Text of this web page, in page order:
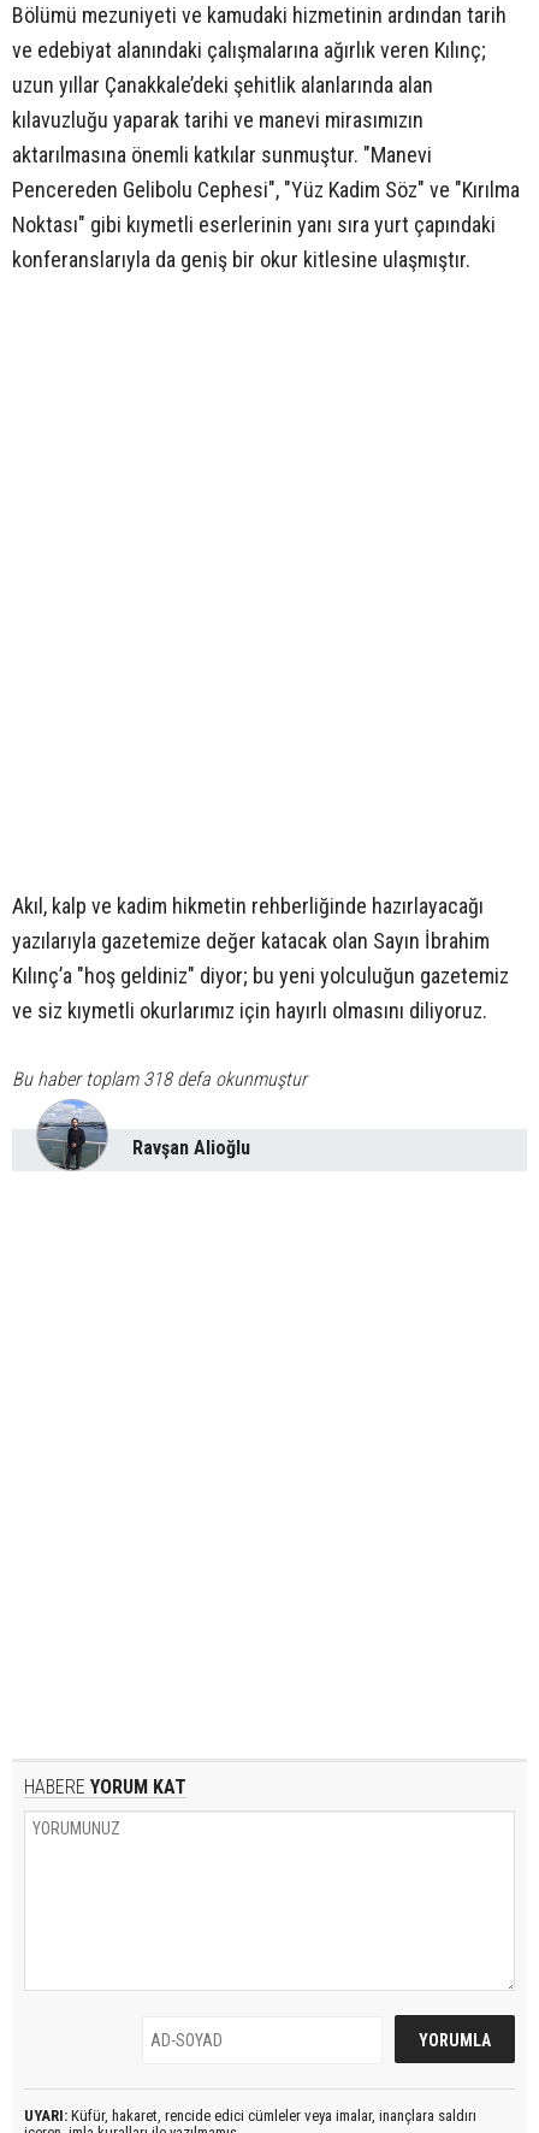
Bölümü mezuniyeti ve kamudaki hizmetinin ardından tarih
ve edebiyat alanındaki çalışmalarına ağırlık veren Kılınç;
uzun yıllar Çanakkale’deki şehitlik alanlarında alan
kılavuzluğu yaparak tarihi ve manevi mirasımızın
aktarılmasına önemli katkılar sunmuştur. "Manevi
Pencereden Gelibolu Cephesi", "Yüz Kadim Söz" ve "Kırılma
Noktası" gibi kıymetli eserlerinin yanı sıra yurt çapındaki
konferanslarıyla da geniş bir okur kitlesine ulaşmıştır.
Akıl, kalp ve kadim hikmetin rehberliğinde hazırlayacağı
yazılarıyla gazetemize değer katacak olan Sayın İbrahim
Kılınç’a "hoş geldiniz" diyor; bu yeni yolculuğun gazetemiz
ve siz kıymetli okurlarımız için hayırlı olmasını diliyoruz.
Bu haber toplam 318 defa okunmuştur
Ravşan Alioğlu
HABERE YORUM KAT
UYARI: Küfür, hakaret, rencide edici cümleler veya imalar, inançlara saldırı